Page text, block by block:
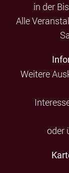
in der
Alle
Weitere
oder